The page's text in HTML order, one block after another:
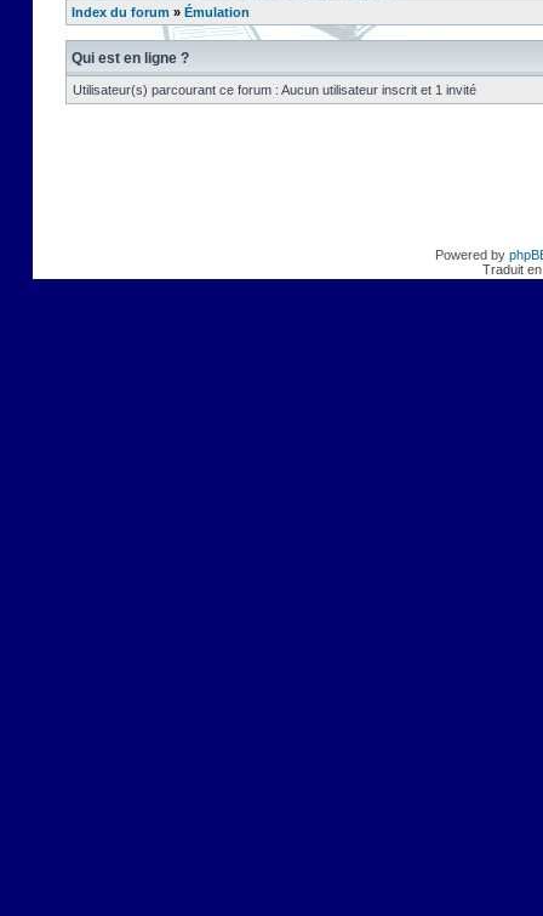
Index du forum » Émulation
Qui est en ligne ?
Utilisateur(s) parcourant ce forum : Aucun utilisateur inscrit et 1 invité
Powered by
Traduit